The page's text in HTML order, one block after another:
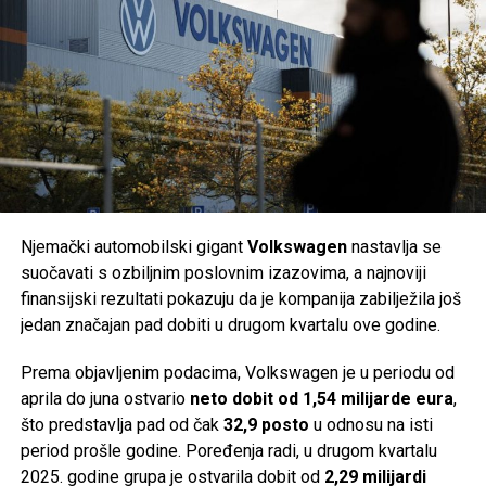
na berzu, u trenutku kada je eksplodirala potražnja za litij-
jonskim baterijama za bežične slušalice, pametne satove i
drugu elektroniku.
Godine 2019. Varta je ponovo preuzela i proizvodnju
baterija za domaćinstvo. Prihodi su u svega nekoliko
godina gotovo učetverostručeni, ali je širenje finansirano
velikim zaduživanjem i milijunskim investicijama,
Problemi su postali vidljivi već 2022. godine. Kompanija je
postala previše zavisna od Applea, dok su inflacija,
usporavanje svjetske ekonomije, slabija potražnja za
poremećaji u lancima snabdijevanja dodatno pogoršali
poslovanje.
Istovremeno, Vartine baterije za električna vozila nisu
ostvarile očekivani tržišni uspjeh. Njihov jedini poznati
sistema praćenja kakvoće mora u Evropi. Tokom cijele
kupališne sezone redovno se uzorkuje more na stotinama
plaža, a rezultati se objavljuju odmah po završetku analiza
kako bi građani i turisti imali pravovremene informacije.
Građanima i turistima savjetuje se da prije odlaska na
kupanje prate službene obavijesti lokalnih zavoda za javno
zdravstvo, posebno nakon obilnih kiša, kada postoji veća
mogućnost privremenog mikrobiološkog onečišćenja mora.
Share Post
Share
Tweet Share
Mail
Njemački automobilski gigant Volkswagennastavlja se
suočavati s ozbiljnim poslovnim izazovima, a najnoviji
finansijski rezultati pokazuju da je kompanija zabilježila još
jedan značajan pad dobiti u drugom kvartalu ove godine.
Prema objavljenim podacima, Volkswagen je u periodu od
aprila do juna ostvario neto dobit od 1,54 milijarde eura,
što predstavlja pad od čak 32,9 posto u odnosu na isti
period prošle godine. Poređenja radi, u drugom kvartalu
2025. godine grupa je ostvarila dobit od 2,29 milijardi